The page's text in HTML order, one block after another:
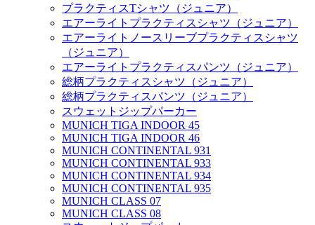
プラクティスTシャツ（ジュニア）
エアーライトプラクティスシャツ（ジュニア）
エアーライトノースリーブプラクティスシャツ
（ジュニア）
エアーライトプラクティスパンツ（ジュニア）
総柄プラクティスシャツ（ジュニア）
総柄プラクティスパンツ（ジュニア）
スウェットジップパーカー
MUNICH TIGA INDOOR 45
MUNICH TIGA INDOOR 46
MUNICH CONTINENTAL 931
MUNICH CONTINENTAL 933
MUNICH CONTINENTAL 934
MUNICH CONTINENTAL 935
MUNICH CLASS 07
MUNICH CLASS 08